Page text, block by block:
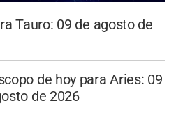
Tauro: 09 de agosto de
de hoy para Aries: 09
de 2026